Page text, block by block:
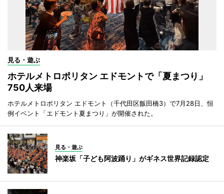
見る・遊ぶ
ホテルメトロポリタン エドモントで「夏まつり」
750人来場
ホテルメトロポリタン エドモント（千代田区飯田橋3）で7月28日、恒
例イベント「エドモント夏まつり」が開催された。
見る・遊ぶ
神楽坂「子ども阿波踊り」がギネス世界記録認定